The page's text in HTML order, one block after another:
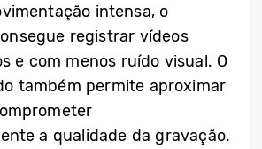
intensa, o
registrar vídeos
e com menos ruído visual. O
também permite aproximar
a qualidade da gravação.